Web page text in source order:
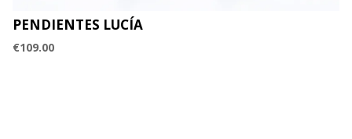
PENDIENTES LUCÍA
€109.00